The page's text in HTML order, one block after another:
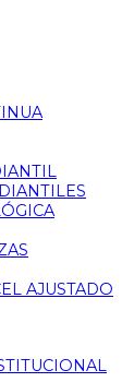
AJUSTADO